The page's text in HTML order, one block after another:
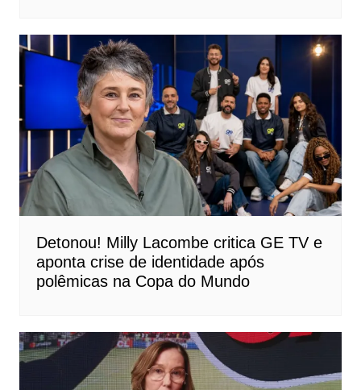
Detonou! Milly Lacombe critica GE TV e
aponta crise de identidade após
polêmicas na Copa do Mundo